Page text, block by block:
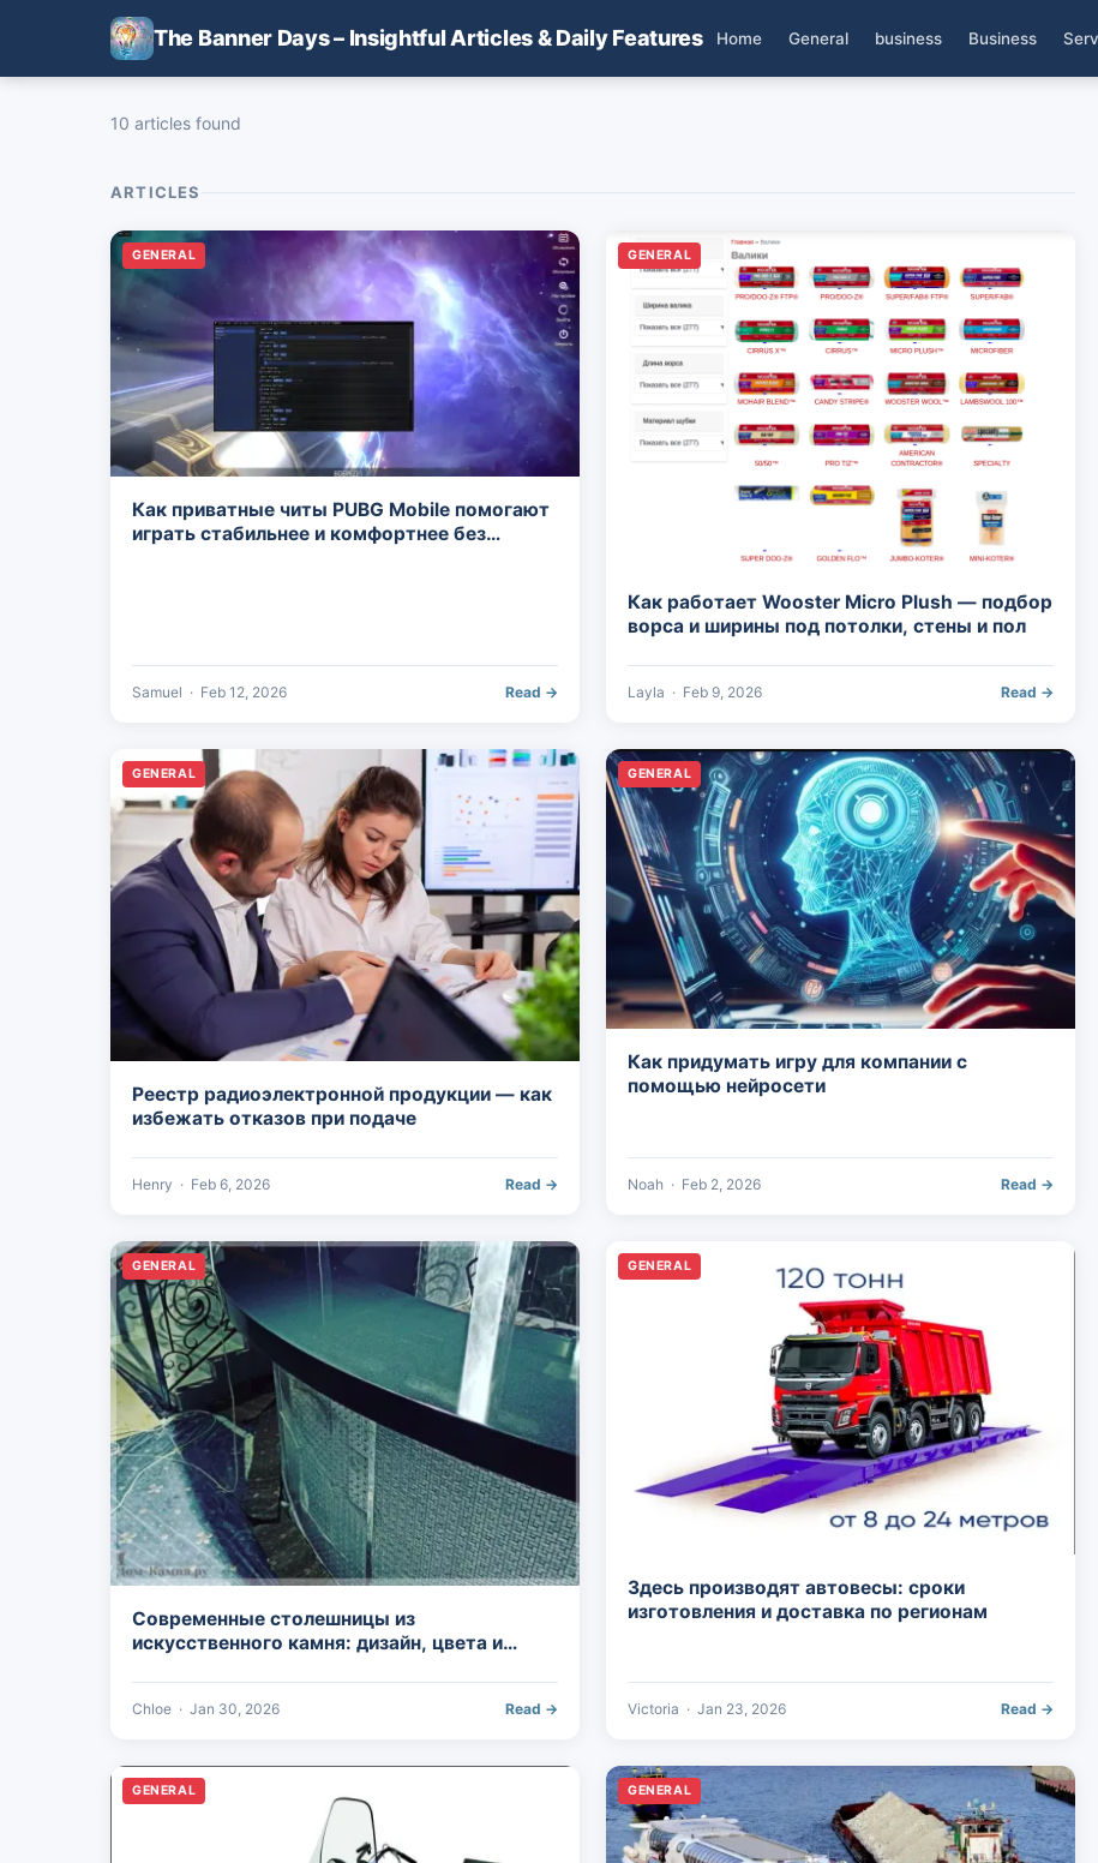
Skip to main content
The Banner Days – Insightful Articles & Daily Features Home General business Business
10 articles found
ARTICLES
GENERAL
Как приватные читы PUBG Mobile помогают
играть стабильнее и комфортнее без
Samuel · Feb 12, 2026 Read →
GENERAL
Как работает Wooster Micro Plush — подбор
ворса и ширины под потолки, стены и пол
Layla · Feb 9, 2026 Read →
GENERAL
Реестр радиоэлектронной продукции — как
избежать отказов при подаче
Henry · Feb 6, 2026 Read →
GENERAL
Как придумать игру для компании с
помощью нейросети
Noah · Feb 2, 2026 Read →
GENERAL
Современные столешницы из
искусственного камня: дизайн, цвета и
Chloe · Jan 30, 2026 Read →
GENERAL
Здесь производят автовесы: сроки
изготовления и доставка по регионам
Victoria · Jan 23, 2026 Read →
GENERAL GENERAL